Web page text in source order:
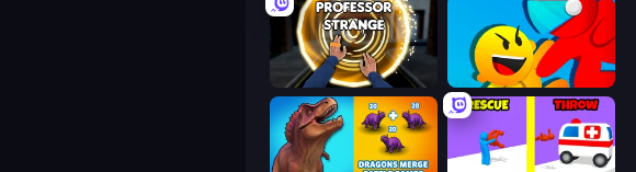
Professor Strange Riot Escape